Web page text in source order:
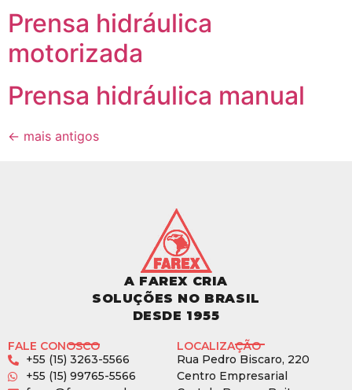
Prensa hidráulica
motorizada
Prensa hidráulica manual
← mais antigos
A FAREX CRIA
SOLUÇÕES NO BRASIL
DESDE 1955
FALE CONOSCO
+55 (15) 3263-5566
+55 (15) 99765-5566
LOCALIZAÇÃO
Rua Pedro Biscaro, 220
Centro Empresarial